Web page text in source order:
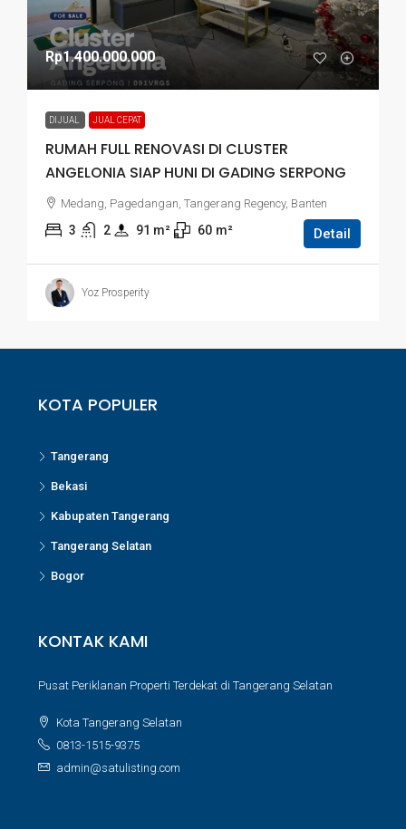
Rp1.400.000.000
DIJUAL JUAL CEPAT
RUMAH FULL RENOVASI DI CLUSTER
ANGELONIA SIAP HUNI DI GADING SERPONG
Medang, Pagedangan, Tangerang Regency, Banten
3 2 91 m² 60 m² Detail
Yoz Prosperity
KOTA POPULER
Tangerang
Bekasi
Kabupaten Tangerang
Tangerang Selatan
Bogor
KONTAK KAMI
Pusat Periklanan Properti Terdekat di Tangerang Selatan
Kota Tangerang Selatan
0813-1515-9375
admin@satulisting.com